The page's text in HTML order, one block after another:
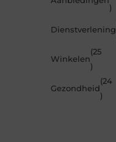
)
Dienstverlening
Winkelen
(25
)
Gezondheid
(24
)